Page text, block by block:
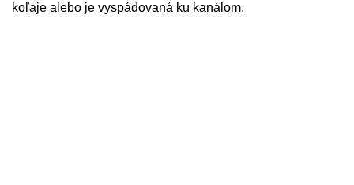
koľaje alebo je vyspádovaná ku kanálom.